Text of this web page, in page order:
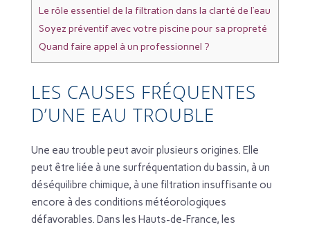
Le rôle essentiel de la filtration dans la clarté de l’eau
Soyez préventif avec votre piscine pour sa propreté
Quand faire appel à un professionnel ?
LES CAUSES FRÉQUENTES
D’UNE EAU TROUBLE
Une eau trouble peut avoir plusieurs origines. Elle
peut être liée à une surfréquentation du bassin, à un
déséquilibre chimique, à une filtration insuffisante ou
encore à des conditions météorologiques
défavorables. Dans les Hauts-de-France, les